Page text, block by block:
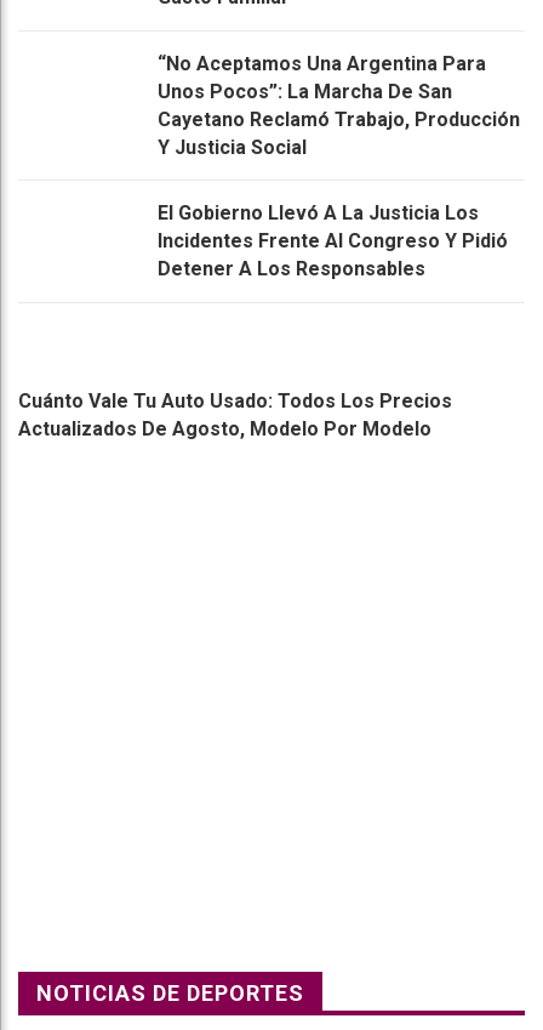
“No Aceptamos Una Argentina Para
Unos Pocos”: La Marcha De San
Cayetano Reclamó Trabajo, Producción
Y Justicia Social
El Gobierno Llevó A La Justicia Los
Incidentes Frente Al Congreso Y Pidió
Detener A Los Responsables
Cuánto Vale Tu Auto Usado: Todos Los Precios
Actualizados De Agosto, Modelo Por Modelo
NOTICIAS DE DEPORTES